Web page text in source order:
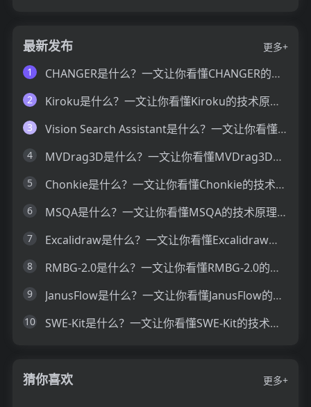
最新发布
更多+
1
CHANGER是什么？一文让你看懂CHANGER的技术原理、主要功能、应用场景
2 Kiroku是什么？一文让你看懂Kiroku的技术原理、主要功能、应用场景
3 Vision Search Assistant是什么？一文让你看懂Vision Search Assistant的技术原理、主要功能、应用场景
4 MVDrag3D是什么？一文让你看懂MVDrag3D的技术原理、主要功能、应用场景
5 Chonkie是什么？一文让你看懂Chonkie的技术原理、主要功能、应用场景
6 MSQA是什么？一文让你看懂MSQA的技术原理、主要功能、应用场景
7 Excalidraw是什么？一文让你看懂Excalidraw的技术原理、主要功能、应用场景
8 RMBG-2.0是什么？一文让你看懂RMBG-2.0的技术原理、主要功能、应用场景
9 JanusFlow是什么？一文让你看懂JanusFlow的技术原理、主要功能、应用场景
10 SWE-Kit是什么？一文让你看懂SWE-Kit的技术原理、主要功能、应用场景
猜你喜欢 更多+